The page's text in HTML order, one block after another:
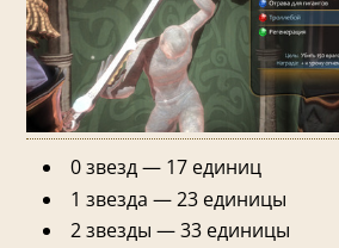
0 звезд — 17 единиц
1 звезда — 23 единицы
2 звезды — 33 единицы